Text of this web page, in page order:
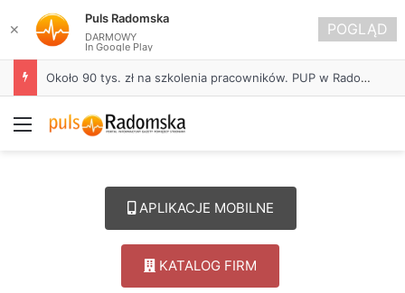
Życie bez alkoholu – lepszy wybór. Radomsko włącza się w Miesiąc Trzeźwości
Menu
APLIKACJE MOBILNE
KATALOG FIRM
✕
Puls Radomska
DARMOWY
In Google Play
POGLĄD